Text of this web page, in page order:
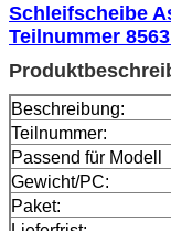
Schleifscheibe
Teilnummer
Beschreibung:
Teilnummer:
Passend für Modell
Gewicht/PC:
Paket: